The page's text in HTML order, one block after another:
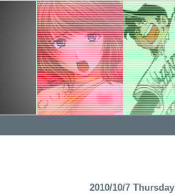
2010/10/7 Thursday